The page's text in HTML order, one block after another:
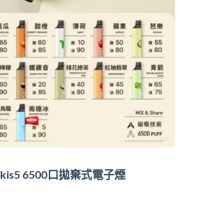
kis5 6500口拋棄式電子煙